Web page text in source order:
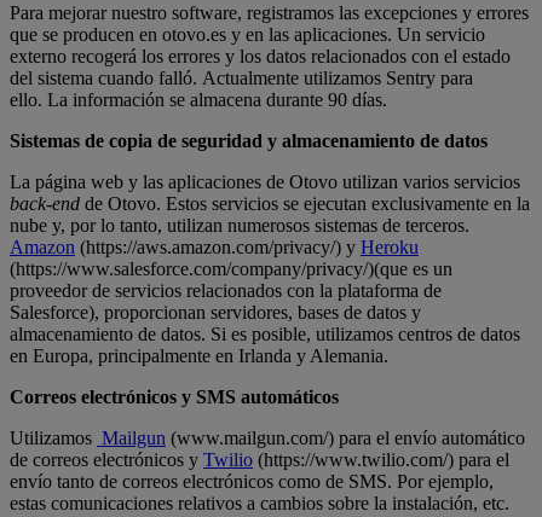
Para mejorar nuestro software, registramos las excepciones y errores
que se producen en otovo.es y en las aplicaciones. Un servicio
externo recogerá los errores y los datos relacionados con el estado
del sistema cuando falló. Actualmente utilizamos Sentry para
ello. La información se almacena durante 90 días.
Sistemas de copia de seguridad y almacenamiento de datos
La página web y las aplicaciones de Otovo utilizan varios servicios
back-end de Otovo. Estos servicios se ejecutan exclusivamente en la
nube y, por lo tanto, utilizan numerosos sistemas de terceros.
Amazon (https://aws.amazon.com/privacy/) y Heroku
(https://www.salesforce.com/company/privacy/)(que es un
proveedor de servicios relacionados con la plataforma de
Salesforce), proporcionan servidores, bases de datos y
almacenamiento de datos. Si es posible, utilizamos centros de datos
en Europa, principalmente en Irlanda y Alemania.
Correos electrónicos y SMS automáticos
Utilizamos Mailgun (www.mailgun.com/) para el envío automático
de correos electrónicos y Twilio (https://www.twilio.com/) para el
envío tanto de correos electrónicos como de SMS. Por ejemplo,
estas comunicaciones relativos a cambios sobre la instalación, etc.